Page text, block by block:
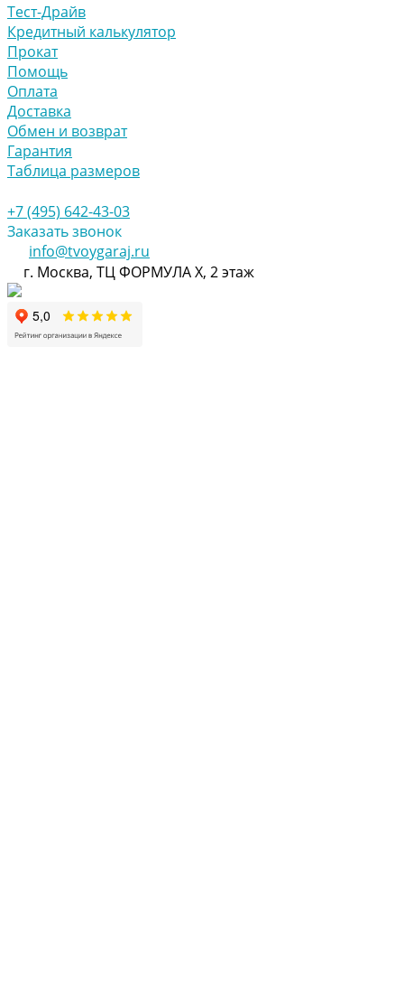
Тест-Драйв
Кредитный калькулятор
Прокат
Помощь
Оплата
Доставка
Обмен и возврат
Гарантия
Таблица размеров
+7 (495) 642-43-03
Заказать звонок
info@tvoygaraj.ru
г. Москва, ТЦ ФОРМУЛА Х, 2 этаж